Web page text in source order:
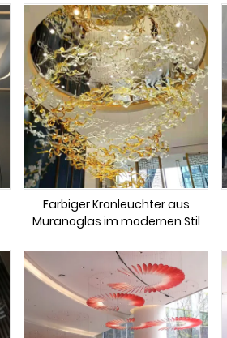
Farbiger Kronleuchter aus
Muranoglas im modernen Stil